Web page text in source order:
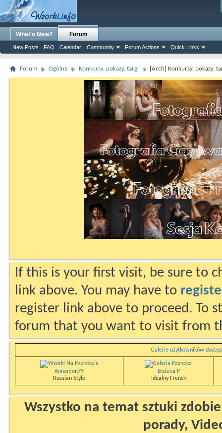
What's New? Forum
New Posts FAQ Calendar Community Forum Actions Quick Links
Forum Ogólne Konkursy, pokazy, targi [Arch] Konkursy, pokazy,
If this is your first visit, be sure to
link above. You may have to
register link above to proceed. To
forum that you want to visit from
Galerie użytkowników
Annamon79
Russian Style
Bożena P
Idealny French
Wszystko na temat sztuki
porady,